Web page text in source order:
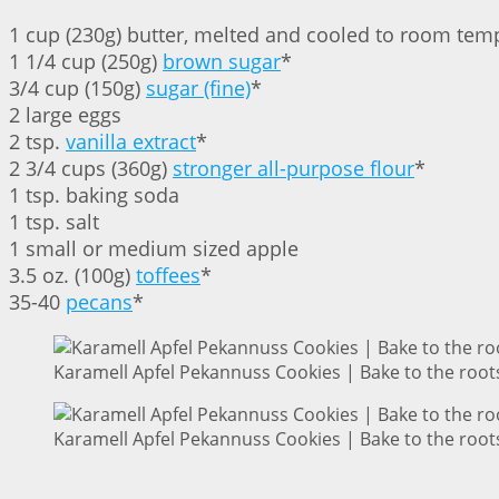
1 cup (230g) butter, melted and cooled to room
1 1/4 cup (250g) brown sugar*
3/4 cup (150g) sugar (fine)*
2 large eggs
2 tsp. vanilla extract*
2 3/4 cups (360g) stronger all-purpose flour*
1 tsp. baking soda
1 tsp. salt
1 small or medium sized apple
3.5 oz. (100g) toffees*
35-40 pecans*
⁣⁣Karamell Apfel Pekannuss Cookies | Bake to the
⁣⁣Karamell Apfel Pekannuss Cookies | Bake to the